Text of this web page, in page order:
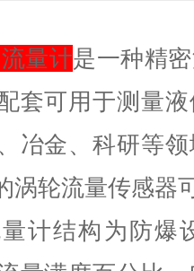
量计是一种精
套可用于测量
冶金、科研等
涡轮流量传感器
计结构为防爆